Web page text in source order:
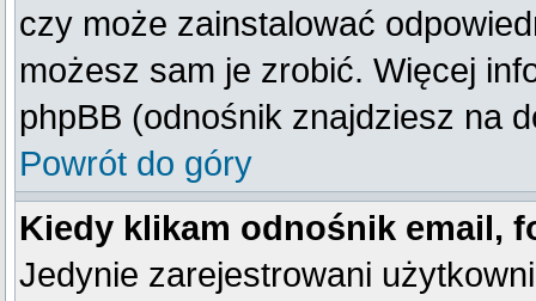
czy może zainstalować
możesz sam je zrobić. Więcej
phpBB (odnośnik znajdziesz na
Powrót do góry
Kiedy klikam odnośnik email,
Jedynie zarejestrowani